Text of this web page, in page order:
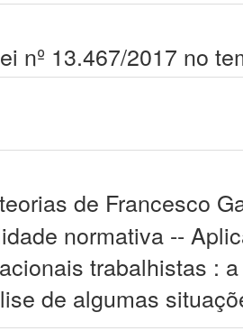
nº 13.467/2017 no
de Francesco
normativa --
trabalhistas :
de algumas